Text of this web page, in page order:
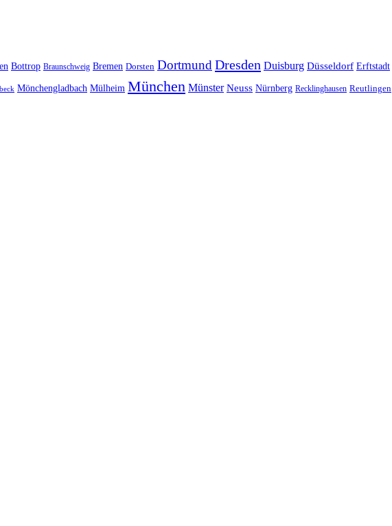
Bottrop Braunschweig Bremen Dorsten DortmundDresden Duisburg Düsseldorf Erftstadt
Mönchengladbach Mülheim München Münster Neuss Nürnberg Recklinghausen Reutlingen